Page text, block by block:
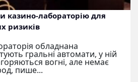
казино-лабораторію для
ризиків
обладнана
гральні автомати, у ній
вогні, але немає
пише...